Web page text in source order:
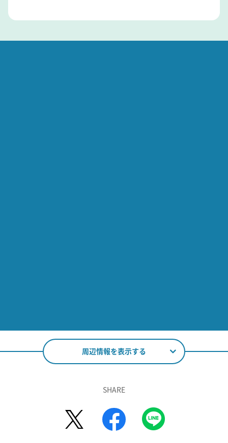
周辺情報を表示する
SHARE